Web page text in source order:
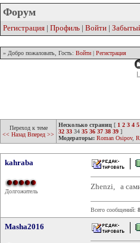
Форум
Регистрация | Профиль | Войти |
» Добро пожаловать, Гость: Войти | Регистрация
Переход к теме
<< Назад Вперед >>
Несколько страниц [ 1 2 3 4 5
32 33 34 35 36 37 38 39 ]
Модераторы: Roman Osipov,
kahraba
Долгожитель
Zhenzi, а
Всего сообщений:
Masha2016